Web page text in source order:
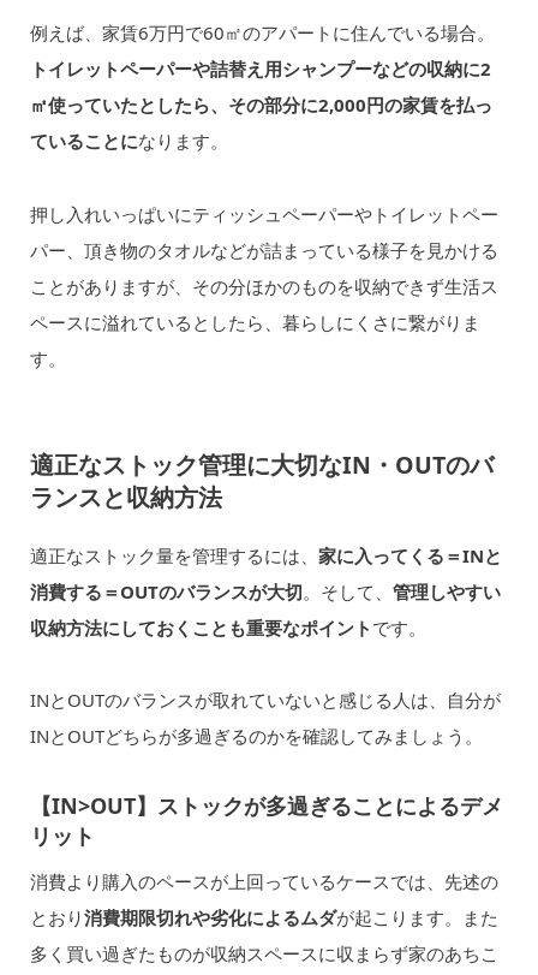
例えば、家賃6万円で60㎡のアパートに住んでいる場合。
トイレットペーパーや詰替え用シャンプーなどの収納に2
㎡使っていたとしたら、その部分に2,000円の家賃を払っ
ていることになります。
押し入れいっぱいにティッシュペーパーやトイレットペー
パー、頂き物のタオルなどが詰まっている様子を見かける
ことがありますが、その分ほかのものを収納できず生活ス
ペースに溢れているとしたら、暮らしにくさに繋がりま
す。
適正なストック管理に大切なIN・OUTのバ
ランスと収納方法
適正なストック量を管理するには、 家に入ってくる＝INと
消費する＝OUTのバランスが大切。そして、 管理しやすい
収納方法にしておくことも重要なポイント です。
INとOUTのバランスが取れていないと感じる人は、自分が
INとOUTどちらが多過ぎるのかを確認してみましょう。
【IN>OUT】ストックが多過ぎることによるデメ
リット
消費より購入のペースが上回っているケースでは、先述の
とおり消費期限切れや劣化によるムダが起こります。また
多く買い過ぎたものが収納スペースに収まらず家のあちこ